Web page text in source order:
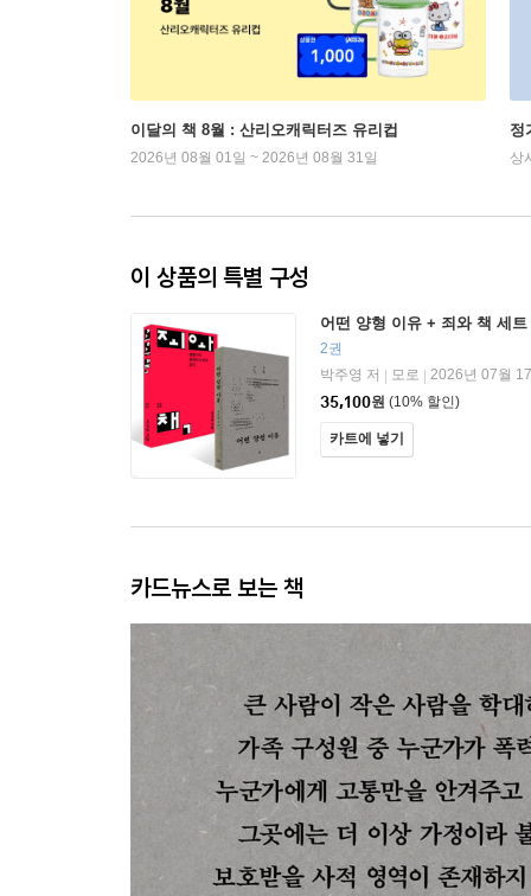
이달의 책 8월 : 산리오캐릭터즈 유리컵
2026년 08월 01일 ~ 2026년 08월 31일
정
상
이 상품의 특별 구성
어떤 양형 이유 + 죄와 책 세트
2권
박주영 저
모로
2026년 07월
35,100원 (10% 할인)
카트에 넣기
카드뉴스로 보는 책